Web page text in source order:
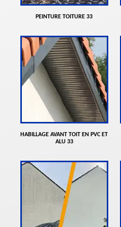
PEINTURE TOITURE 33
HABILLAGE AVANT TOIT EN PVC ET
ALU 33